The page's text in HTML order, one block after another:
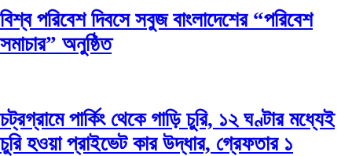
বিশ্ব পরিবেশ দিবসে সবুজ বাংলাদেশের “পরিবেশ
সমাচার” অনুষ্ঠিত
চট্রগ্রামে পার্কিং থেকে গাড়ি চুরি, ১২ ঘণ্টার মধ্যেই
চুরি হওয়া প্রাইভেট কার উদ্ধার, গ্রেফতার ১